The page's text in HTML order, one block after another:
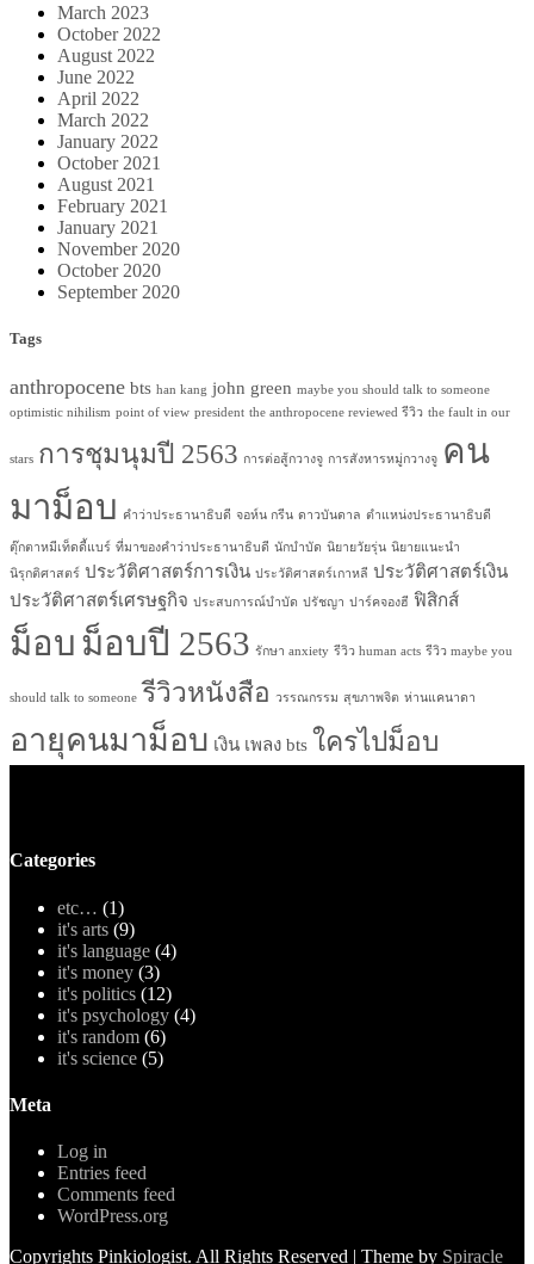
March 2023
October 2022
August 2022
June 2022
April 2022
March 2022
January 2022
October 2021
August 2021
February 2021
January 2021
November 2020
October 2020
September 2020
Tags
anthropocene bts han kang john green maybe you should talk to someone
optimistic nihilism point of view president the anthropocene reviewed รีวิว the fault in our
stars การชุมนุมปี 2563 การต่อสู้กวางจู การสังหารหมู่กวางจู คน
มาม็อบ
คำว่าประธานาธิบดี จอห์น กรีน ดาวบันดาล ตำแหน่งประธานาธิบดี
ตุ๊กตาหมีเท็ดดี้แบร์ ที่มาของคำว่าประธานาธิบดี นักบำบัด นิยายวัยรุ่น นิยายแนะนำ
นิรุกติศาสตร์ ประวัติศาสตร์การเงิน ประวัติศาสตร์เกาหลี ประวัติศาสตร์เงิน
ประวัติศาสตร์เศรษฐกิจ ประสบการณ์บำบัด ปรัชญา ปาร์คจองฮี ฟิสิกส์
ม็อบ ม็อบปี 2563 รักษา anxiety รีวิว human acts รีวิว maybe you
should talk to someone รีวิวหนังสือ วรรณกรรม สุขภาพจิต ห่านแคนาดา
อายุคนมาม็อบ เงิน เพลง bts ใครไปม็อบ
Categories
etc… (1)
it's arts (9)
it's language (4)
it's money (3)
it's politics (12)
it's psychology (4)
it's random (6)
it's science (5)
Meta
Log in
Entries feed
Comments feed
WordPress.org
Copyrights Pinkiologist. All Rights Reserved | Theme by Spiracle